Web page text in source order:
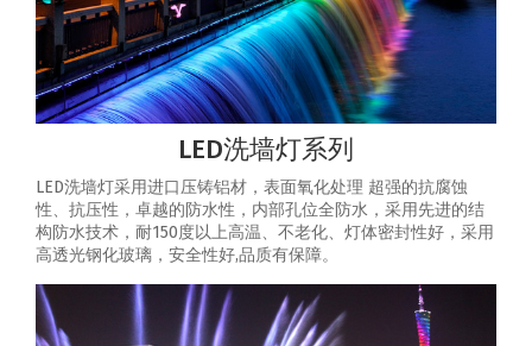
LED洗墙灯系列
LED洗墙灯采用进口压铸铝材，表面氧化处理 超强的抗腐蚀
性、抗压性，卓越的防水性，内部孔位全防水，采用先进的结
构防水技术，耐150度以上高温、不老化、灯体密封性好，采用
高透光钢化玻璃，安全性好,品质有保障。